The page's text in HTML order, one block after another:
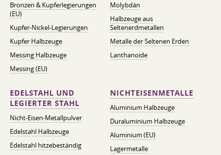
Bronzen & Kupferlegierungen
(EU)
Kupfer-Nickel-Legierungen
Kupfer Halbzeuge
Messing Halbzeuge
Messing (EU)
Molybdän
Halbzeuge aus
Seltenerdmetallen
Metalle der Seltenen Erden
Lanthanoide
EDELSTAHL UND
LEGIERTER STAHL
Nicht-Eisen-Metallpulver
Edelstahl Halbzeuge
Edelstahl hitzebeständig
NICHTEISENMETALLE
Aluminium Halbzeuge
Duraluminium Halbzeuge
Aluminium (EU)
Lagermetalle